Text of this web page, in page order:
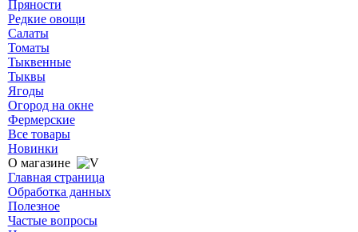
Пряности
Редкие овощи
Салаты
Томаты
Тыквенные
Тыквы
Ягоды
Огород на окне
Фермерские
Все товары
Новинки
О магазине
Главная страница
Обработка данных
Полезное
Частые вопросы